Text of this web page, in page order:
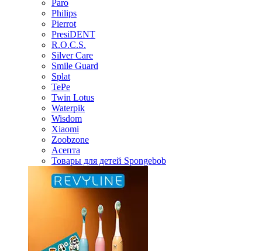
Paro
Philips
Pierrot
PresiDENT
R.O.C.S.
Silver Care
Smile Guard
Splat
TePe
Twin Lotus
Waterpik
Wisdom
Xiaomi
Zoobzone
Асепта
Товары для детей Spongebob